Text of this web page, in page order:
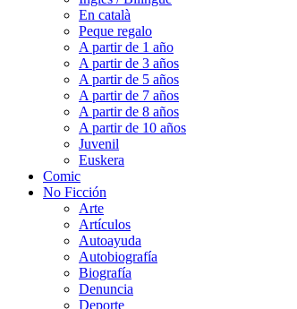
En català
Peque regalo
A partir de 1 año
A partir de 3 años
A partir de 5 años
A partir de 7 años
A partir de 8 años
A partir de 10 años
Juvenil
Euskera
Comic
No Ficción
Arte
Artículos
Autoayuda
Autobiografía
Biografía
Denuncia
Deporte